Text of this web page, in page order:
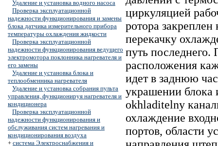
Удаление и установка водного насоса
Проверка эксплуатационной
надежности функционирования и замены
блока датчика измерительного прибора
температуры охлаждения жидкости
Проверка эксплуатационной
надежности функционирования ведущего
электромотора поклонника нагревателя и
его замены
Удаление и установка блока и
теплообменника нагревателя
Удаление и установка собрания пульта
управления, функционируя нагревателя и
кондиционера
Проверка эксплуатационной
надежности функционирования и
обслуживания систем нагревания и
кондиционирования воздуха
+ система Электроснабжения и
циркуляцией
ротора закреплен
перекачку
путь последнего.
расположения
идет в заднюю
украшении блока
okhladitelny
охлаждение
портов, области